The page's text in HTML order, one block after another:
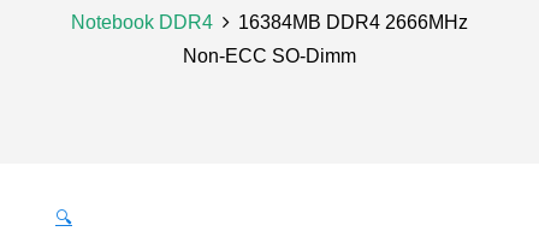
Notebook DDR4
16384MB DDR4 2666MHz
Non-ECC SO-Dimm
🔍